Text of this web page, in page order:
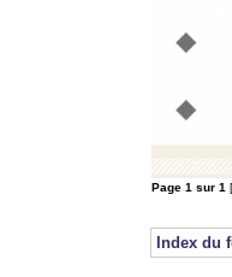
Page 1 sur 1
Index du